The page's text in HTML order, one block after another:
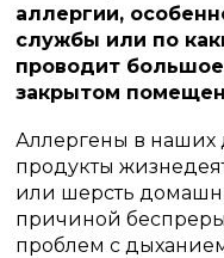
аллергии,
службы или по
проводит
закрытом
Аллергены в наших
продукты
или шерсть
причиной
проблем с